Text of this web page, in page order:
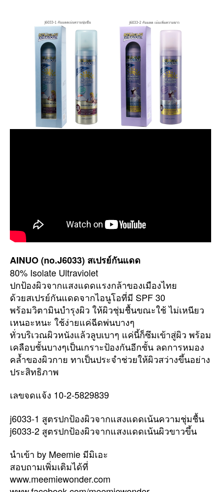
ส
เปรย์
กันแดด
(Copy)
AINUO (no.J6033) สเปรย์กันแดด
80% Isolate Ultraviolet
ปกป้องผิวจากแสงแดดแรงกล้าของเมืองไทย
ด้วยสเปรย์กันแดดจากไอนูโอที่มี SPF 30
พร้อมวิตามินบำรุงผิว ให้ผิวชุ่มชื้นขณะใช้ ไม่เหนียว
เหนอะหนะ ใช้ง่ายแค่ฉีดพ่นบางๆ
ทั่วบริเวณผิวหนังแล้วลูบเบาๆ แค่นี้ก็ซึมเข้าสู่ผิว พร้อม
เคลือบชั้นบางๆเป็นเกราะป้องกันอีกชั้น ลดการหมอง
คล้ำของผิวกาย ทาเป็นประจำช่วยให้ผิวสว่างขึ้นอย่าง
ประสิทธิภาพ
เลขจดแจ้ง 10-2-5829839
j6033-1 สูตรปกป้องผิวจากแสงแดดเน้นความชุ่มชื้น
j6033-2 สูตรปกป้องผิวจากแสงแดดเน้นผิวขาวขึ้น
นำเข้า by Meemie มีมิเอะ
สอบถามเพิ่มเติมได้ที่
www.meemiewonder.com